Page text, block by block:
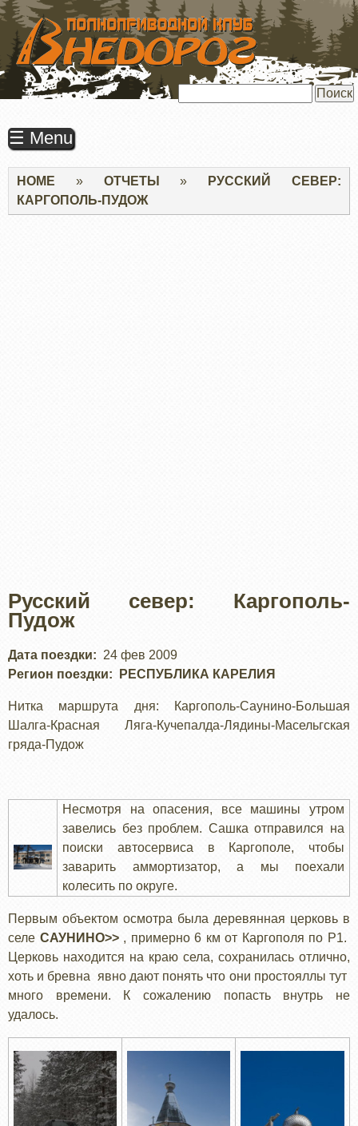
ПЕРЕЙТИ
ОСНОВНОМУ
СОДЕРЖАНИЮ
☰ Menu
Строка
навигации
HOME ОТЧЕТЫ
РУССКИЙ СЕВЕР:
КАРГОПОЛЬ-ПУДОЖ
Русский север: Каргополь-
Пудож
Дата поездки
24 фев 2009
Регион поездки
РЕСПУБЛИКА КАРЕЛИЯ
Нитка маршрута дня: Каргополь-Саунино-Большая
Шалга-Красная Ляга-Кучепалда-Лядины-Масельгская
гряда-Пудож
Несмотря на опасения, все машины утром
завелись без проблем. Сашка отправился на
поиски автосервиса в Каргополе, чтобы
заварить аммортизатор, а мы поехали
колесить по округе.
Первым объектом осмотра была деревянная церковь в
селе САУНИНО>>, примерно 6 км от Каргополя по Р1.
Церковь находится на краю села, сохранилась отлично,
хоть и бревна явно дают понять что они простояллы тут
много времени. К сожалению попасть внутрь не
удалось.